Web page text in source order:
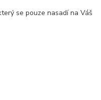
se pouze nasadí na Váš